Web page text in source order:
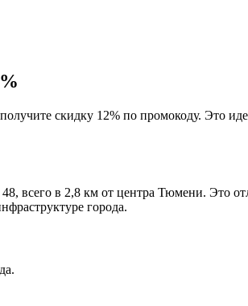
скидку 12% по промокоду. Это
всего в 2,8 км от центра Тюмени. Это
города.